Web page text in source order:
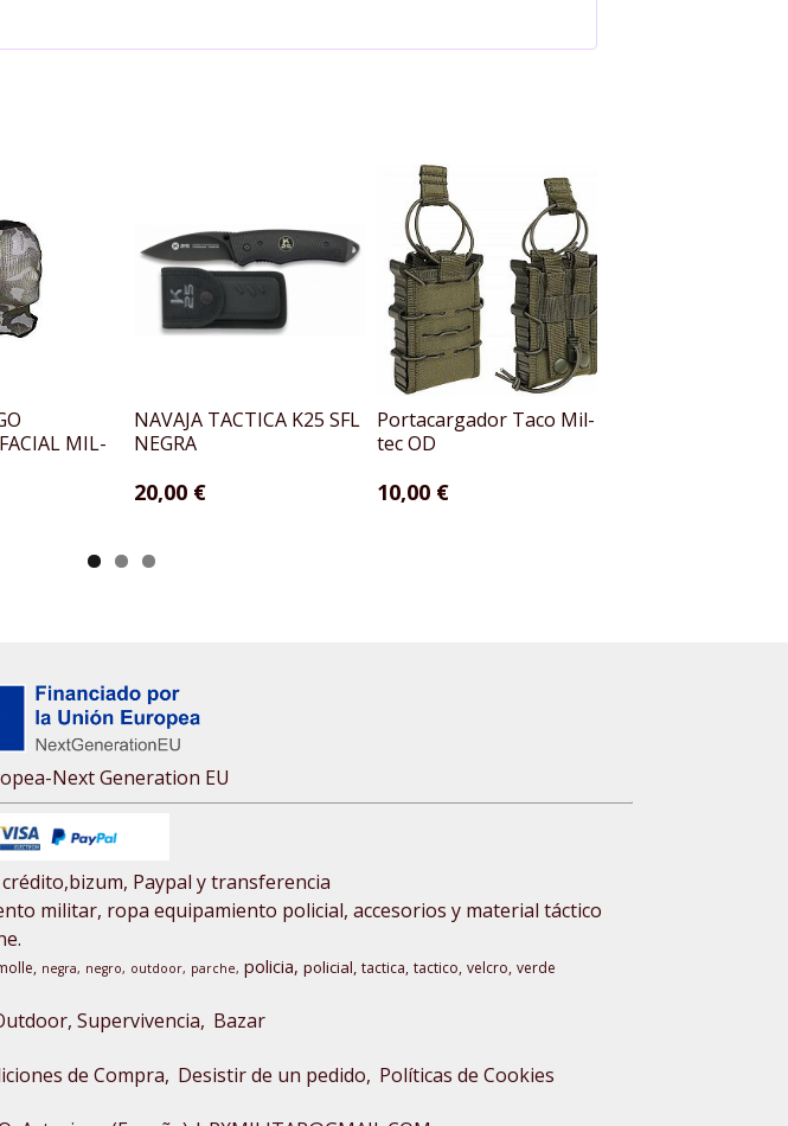
MIL-
NAVAJA TACTICA K25 SFL
NEGRA
20,00 €
Portacargador Taco Mil-
tec OD
10,00 €
Next Generation EU
Paypal y transferencia
militar, ropa equipamiento policial, accesorios y material táctico
negra negro outdoor parche policia policial tactica tactico velcro verde
Supervivencia Bazar
de Compra Desistir de un pedido Políticas de Cookies